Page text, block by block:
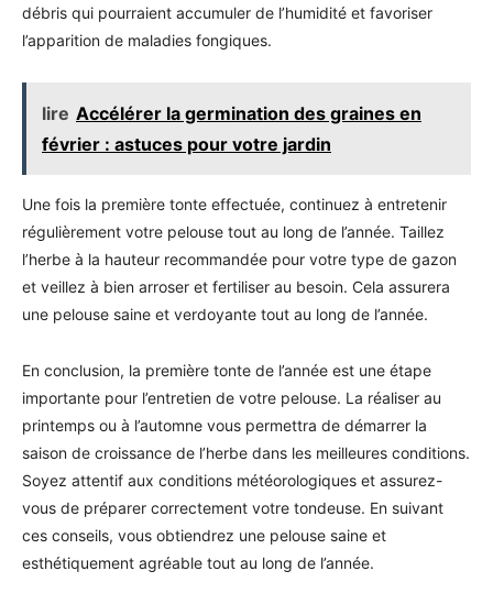
débris qui pourraient accumuler de l’humidité et favoriser
l’apparition de maladies fongiques.
lire Accélérer la germination des graines en
février : astuces pour votre jardin
Une fois la première tonte effectuée, continuez à entretenir
régulièrement votre pelouse tout au long de l’année. Taillez
l’herbe à la hauteur recommandée pour votre type de gazon
et veillez à bien arroser et fertiliser au besoin. Cela assurera
une pelouse saine et verdoyante tout au long de l’année.
En conclusion, la première tonte de l’année est une étape
importante pour l’entretien de votre pelouse. La réaliser au
printemps ou à l’automne vous permettra de démarrer la
saison de croissance de l’herbe dans les meilleures conditions.
Soyez attentif aux conditions météorologiques et assurez-
vous de préparer correctement votre tondeuse. En suivant
ces conseils, vous obtiendrez une pelouse saine et
esthétiquement agréable tout au long de l’année.